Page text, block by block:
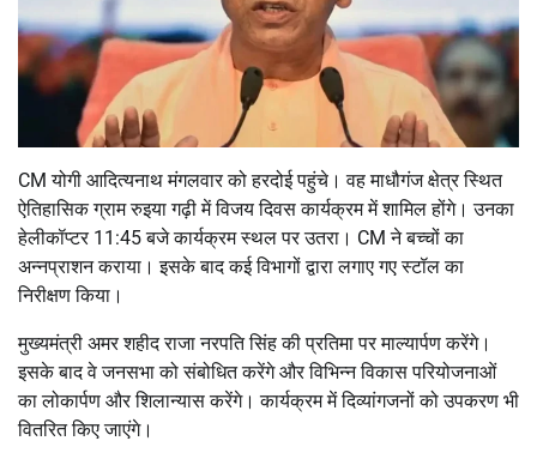
CM योगी आदित्यनाथ मंगलवार को हरदोई पहुंचे। वह माधौगंज क्षेत्र स्थित
ऐतिहासिक ग्राम रुइया गढ़ी में विजय दिवस कार्यक्रम में शामिल होंगे। उनका
हेलीकॉप्टर 11:45 बजे कार्यक्रम स्थल पर उतरा। CM ने बच्चों का
अन्नप्राशन कराया। इसके बाद कई विभागों द्वारा लगाए गए स्टॉल का
निरीक्षण किया।
मुख्यमंत्री अमर शहीद राजा नरपति सिंह की प्रतिमा पर माल्यार्पण करेंगे।
इसके बाद वे जनसभा को संबोधित करेंगे और विभिन्न विकास परियोजनाओं
का लोकार्पण और शिलान्यास करेंगे। कार्यक्रम में दिव्यांगजनों को उपकरण भी
वितरित किए जाएंगे।